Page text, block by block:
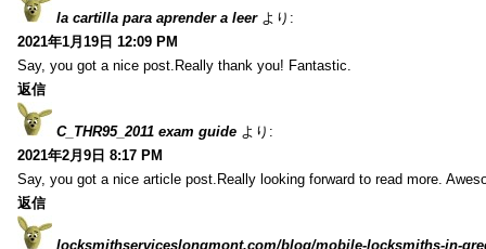
la cartilla para aprender a leer より:
2021年1月19日 12:09 PM
Say, you got a nice post.Really thank you! Fantastic.
返信
C_THR95_2011 exam guide より:
2021年2月9日 8:17 PM
Say, you got a nice article post.Really looking forward to read more.
返信
locksmithserviceslongmont.com/blog/mobile-locksmiths-in-